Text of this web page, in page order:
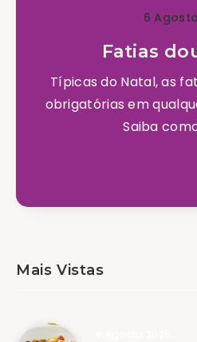
6
Fatias
Típicas do Natal, as
obrigatórias em
Saiba
Mais Vistas